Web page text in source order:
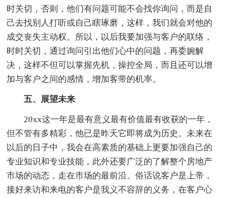
时关切，否则，他们有问题可能不会找你询问，而是自
己去找别人打听或自己瞎琢磨，这样，我们就会对他的
成交丧失主动权。所以，以后我要加强与客户的联络，
时时关切，通过询问引出他们心中的问题，再委婉解
决，这样不但可以掌握先机，操控全局，而且还可以增
加与客户之间的感情，增加客带的机率。
五、展望未来
20xx这一年是最有意义最有价值最有收获的一年，
但不管有多精彩，他已是昨天它即将成为历史。未来在
以后的日子中，我会在高素质的基础上更要加强自己的
专业知识和专业技能，此外还要广泛的了解整个房地产
市场的动态，走在市场的最前沿。俗话说客户是上帝，
接好来访和来电的客户是我义不容辞的义务，在客户心